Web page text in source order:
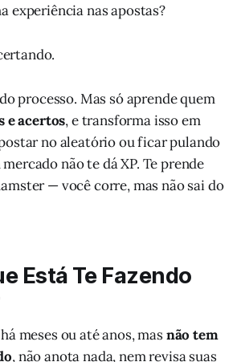
experiência nas apostas?
processo. Mas só aprende quem
e acertos, e transforma isso em
no aleatório ou ficar pulando
não te dá XP. Te prende
— você corre, mas não sai do
Está Te Fazendo
meses ou até anos, masnão tem
, não anota nada, nem revisa suas